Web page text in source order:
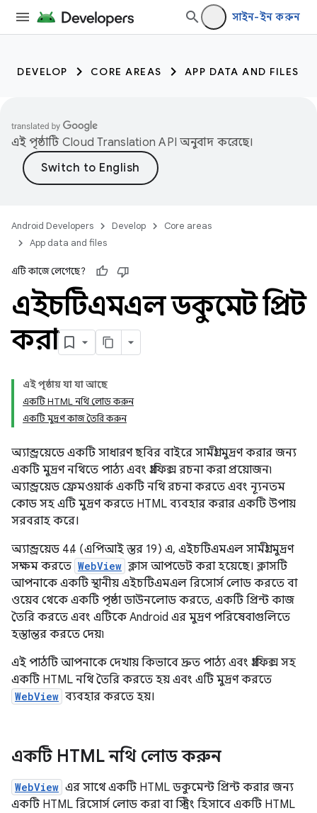
সাইন-ইন করুন
DEVELOP CORE AREAS APP DATA AND FILES
এই পৃষ্ঠাটি Cloud Translation API অনুবাদ করেছে।
Android Developers Develop
Core areas
App data and files
এটি কাজে লেগেছে?
এইচটিএমএল ডকুমেন্ট প্রিন্ট
করা
এই পৃষ্ঠায় যা যা আছে
একটি HTML নথি লোড করুন
একটি মুদ্রণ কাজ তৈরি করুন
অ্যান্ড্রয়েডে একটি সাধারণ ছবির বাইরে সামগ্রী মুদ্রণ করার জন্য
একটি মুদ্রণ নথিতে পাঠ্য এবং গ্রাফিক্স রচনা করা প্রয়োজন৷
অ্যান্ড্রয়েড ফ্রেমওয়ার্ক একটি নথি রচনা করতে এবং ন্যূনতম
কোড সহ এটি মুদ্রণ করতে HTML ব্যবহার করার একটি উপায়
সরবরাহ করে।
অ্যান্ড্রয়েড 4.4 (এপিআই স্তর 19) এ, এইচটিএমএল সামগ্রী মুদ্রণ
সক্ষম করতে WebView ক্লাস আপডেট করা হয়েছে। ক্লাসটি
আপনাকে একটি স্থানীয় এইচটিএমএল রিসোর্স লোড করতে বা
ওয়েব থেকে একটি পৃষ্ঠা ডাউনলোড করতে, একটি প্রিন্ট কাজ
তৈরি করতে এবং এটিকে Android এর মুদ্রণ পরিষেবাগুলিতে
হস্তান্তর করতে দেয়৷
এই পাঠটি আপনাকে দেখায় কিভাবে দ্রুত পাঠ্য এবং গ্রাফিক্স সহ
একটি HTML নথি তৈরি করতে হয় এবং এটি মুদ্রণ করতে
WebView ব্যবহার করতে হয়।
একটি HTML নথি লোড করুন
WebView এর সাথে একটি HTML ডকুমেন্ট প্রিন্ট করার জন্য
একটি HTML রিসোর্স লোড করা বা স্ট্রিং হিসাবে একটি HTML